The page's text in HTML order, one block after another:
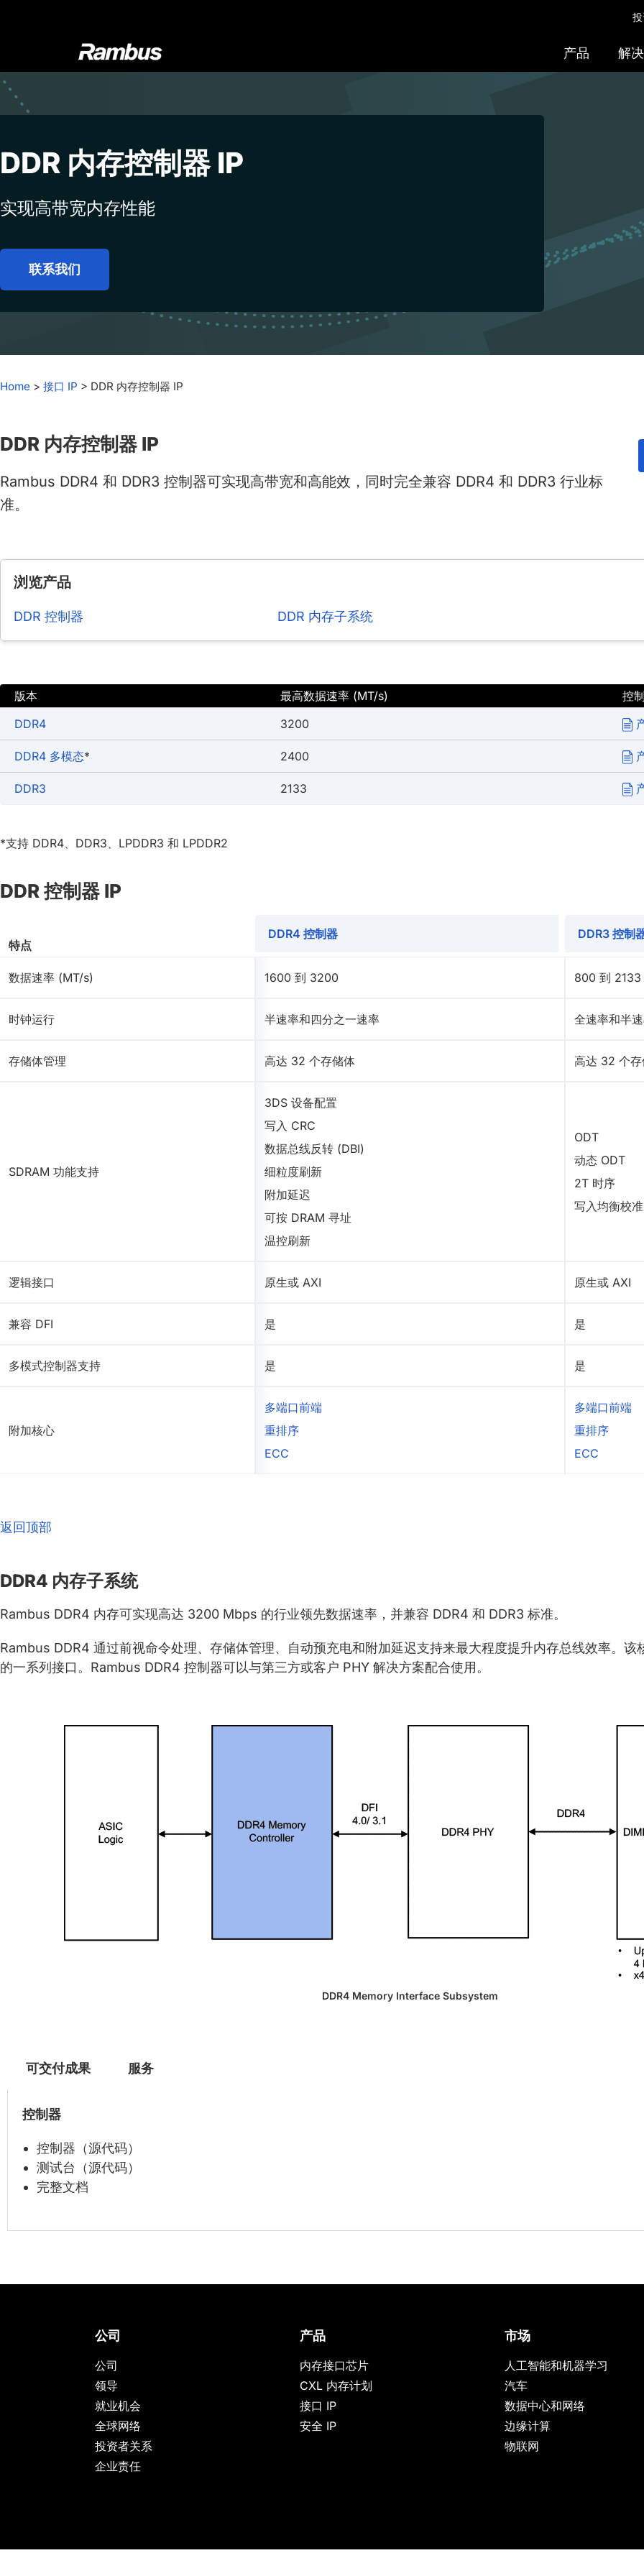
Rambus
At
we
cutting-
edge
and
products,
providing
industry-
IP
data
and
产品 解
DDR 内存控制器 IP
实现高带宽内存性能
联系我们
Home > 接口 IP > DDR 内存控制器 IP
DDR 内存控制器 IP
Rambus DDR4 和 DDR3 控制器可实现高带宽和高能效，同时完全兼容 DDR4 和 DDR3 行业标
准。
浏览产品
DDR 控制器 DDR 内存子系统
版本 最高数据速率 (MT/s)
控
DDR4
3200
DDR4 多模态* 2400
DDR3 2133
*支持 DDR4、DDR3、LPDDR3 和 LPDDR2
DDR 控制器 IP
特点
DDR4 控制器 DDR3 控制
数据速率 (MT/s) 1600 到 3200 800 到 2133
时钟运行 半速率和四分之一速率 全速率和半
存储体管理 高达 32 个存储体 高达 32 个存
SDRAM 功能支持
3DS 设备配置
写入 CRC
数据总线反转 (DBI)
细粒度刷新
附加延迟
可按 DRAM 寻址
温控刷新
ODT
动态 ODT
2T 时序
写入均衡校准
逻辑接口 原生或 AXI 原生或 AXI
兼容 DFI 是 是
多模式控制器支持 是 是
附加核心
多端口前端
重排序
ECC
多端口前端
重排序
ECC
返回顶部
DDR4 内存子系统
Rambus DDR4 内存可实现高达 3200 Mbps 的行业领先数据速率，并兼容 DDR4 和 DDR3 标准。
Rambus DDR4 通过前视命令处理、存储体管理、自动预充电和附加延迟支持来最大程度提升内存总线效率。该
的一系列接口。Rambus DDR4 控制器可以与第三方或客户 PHY 解决方案配合使用。
DDR4 Memory Interface Subsystem
可交付成果 服务
控制器
控制器（源代码）
测试台（源代码）
完整文档
公司
公司
领导
就业机会
全球网络
投资者关系
企业责任
产品
内存接口芯片
CXL 内存计划
接口 IP
安全 IP
市场
人工智能和机器学习
汽车
数据中心和网络
边缘计算
物联网